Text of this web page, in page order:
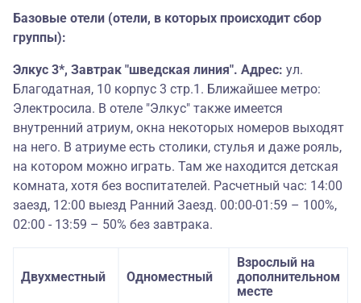
Базовые отели (отели, в которых происходит сбор
группы):
Элкус 3*, Завтрак "шведская линия". Адрес: ул.
Благодатная, 10 корпус 3 стр.1. Ближайшее метро:
Электросила. В отеле "Элкус" также имеется
внутренний атриум, окна некоторых номеров выходят
на него. В атриуме есть столики, стулья и даже рояль,
на котором можно играть. Там же находится детская
комната, хотя без воспитателей. Расчетный час: 14:00
заезд, 12:00 выезд Ранний Заезд. 00:00-01:59 – 100%,
02:00 - 13:59 – 50% без завтрака.
Двухместный Одноместный
Взрослый на
дополнительном
месте